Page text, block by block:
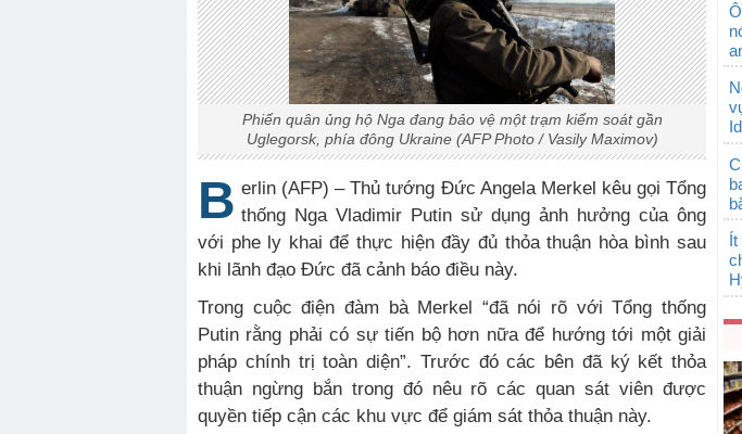
Phiến quân ủng hộ Nga đang bảo vệ một trạm kiểm soát gần
Uglegorsk, phía đông Ukraine (AFP Photo / Vasily Maximov)
B erlin (AFP) – Thủ tướng Đức Angela Merkel kêu gọi Tổng
thống Nga Vladimir Putin sử dụng ảnh hưởng của ông
với phe ly khai để thực hiện đầy đủ thỏa thuận hòa bình sau
khi lãnh đạo Đức đã cảnh báo điều này.
Trong cuộc điện đàm bà Merkel “đã nói rõ với Tổng thống
Putin rằng phải có sự tiến bộ hơn nữa để hướng tới một giải
pháp chính trị toàn diện”. Trước đó các bên đã ký kết thỏa
thuận ngừng bắn trong đó nêu rõ các quan sát viên được
quyền tiếp cận các khu vực để giám sát thỏa thuận này.
Ít